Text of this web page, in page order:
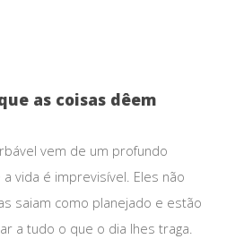
as coisas dêem
vem de um profundo
vida é imprevisível. Eles não
saiam como planejado e estão
a tudo o que o dia lhes traga.